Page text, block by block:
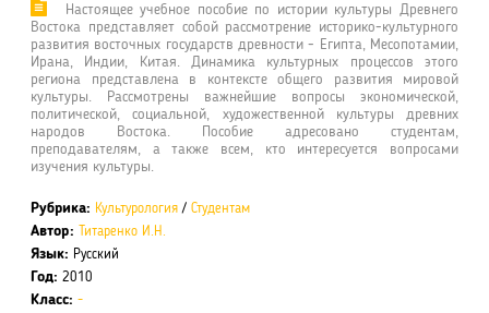
Настоящее учебное пособие по истории культуры Древнего
Востока представляет собой рассмотрение историко-культурного
развития восточных государств древности - Египта, Месопотамии,
Ирана, Индии, Китая. Динамика культурных процессов этого
региона представлена в контексте общего развития мировой
культуры. Рассмотрены важнейшие вопросы экономической,
политической, социальной, художественной культуры древних
народов Востока. Пособие адресовано студентам,
преподавателям, а также всем, кто интересуется вопросами
изучения культуры.
Рубрика: Культурология / Студентам
Автор: Титаренко И.Н.
Язык: Русский
Год: 2010
Класс: -